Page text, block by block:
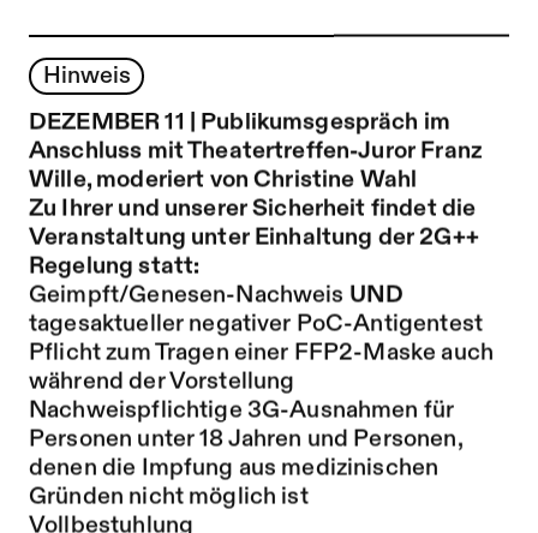
Hinweis
DEZEMBER 11 | Publikumsgespräch im
Anschluss mit Theatertreffen-Juror Franz
Wille, moderiert von Christine Wahl
Zu Ihrer und unserer Sicherheit findet die
Veranstaltung unter Einhaltung der 2G++
Regelung statt:
Geimpft/Genesen-Nachweis UND
tagesaktueller negativer PoC-Antigentest
Pflicht zum Tragen einer FFP2-Maske auch
während der Vorstellung
Nachweispflichtige 3G-Ausnahmen für
Personen unter 18 Jahren und Personen,
denen die Impfung aus medizinischen
Gründen nicht möglich ist
Vollbestuhlung